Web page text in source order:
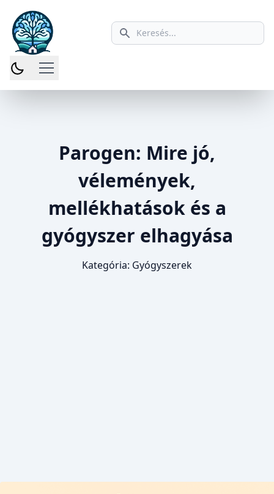
Keresés ikon
Parogen: Mire jó,
vélemények,
mellékhatások és a
gyógyszer elhagyása
Kategória: Gyógyszerek